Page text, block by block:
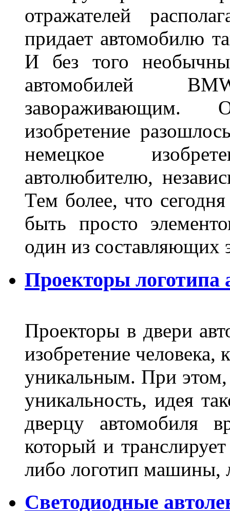
отражателей
придает автомобилю
И без того
автомобилей
завораживающим.
изобретение
немецкое
автолюбителю,
Тем более, что сегодня
быть просто
один из
Проекторы логотипа
Проекторы в двери
изобретение человека,
уникальным. При этом,
уникальность, идея
дверцу автомобиля
который и
либо логотип машины,
Светодиодные